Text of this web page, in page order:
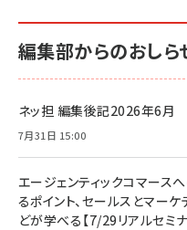
編集部からのおしら
ネッ担 編集後記2026年6月
7月31日 15:00
エージェンティックコマース
るポイント、セールスとマー
どが学べる【7/29リアルセミ